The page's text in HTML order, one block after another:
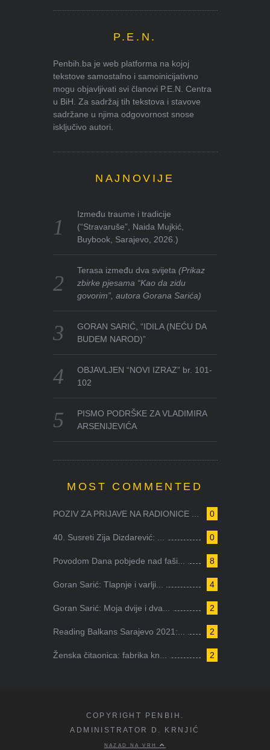
P.E.N.
Penbih.ba je web platforma na kojoj
tekstove samostalno i samoinicijativno
mogu objavljivati svi članovi P.E.N. Centra
u BiH. Za sadržaj tih tekstova i stavove
sadržane u njima odgovornost snose
isključivo autori.
NAJNOVIJE
Između traume i tradicije
(“Stravaruše”, Naida Mujkić,
Buybook, Sarajevo, 2026.)
Terasa između dva svijeta(Prikaz
zbirke pjesama “Kao da zidu
govorim”, autora Gorana Sarića)
GORAN SARIĆ, “IDILA (NEĆU DA
BUDEM NAROD)”
OBJAVLJEN “NOVI IZRAZ” br. 101-
102
PISMO PODRŠKE ZA VLADIMIRA
ARSENIJEVIĆA
MOST COMMENTED
0
POZIV ZA PRIJAVE NA RADIONICE ...
0
40. Susreti Zija Dizdarević: ...
8
Povodom Dana pobjede nad faši...
4
Goran Sarić: Tlapnje i varlji...
2
Goran Sarić: Moja dvije i dva...
2
Reading Balkans Sarajevo 2021:...
2
Ženska čitaonica: fabrika kn...
COPYRIGHT PENBIH.
ADMINISTRATOR D. KRNJIĆ
NAZAD NA VRH